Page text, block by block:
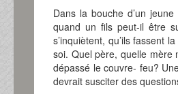
Dans la bouche d’un
quand un fils peut-il être
s’inquiètent, qu’ils fassent
soi. Quel père, quelle mère
dépassé le couvre- feu?
devrait susciter des